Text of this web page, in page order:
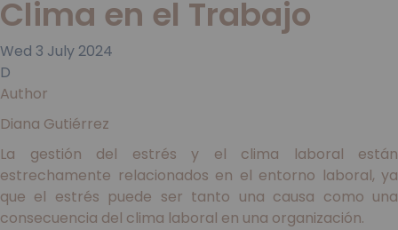
Clima en el Trabajo
Wed 3 July 2024
D
Author
Diana Gutiérrez
La gestión del estrés y el clima laboral están
estrechamente relacionados en el entorno laboral, ya
que el estrés puede ser tanto una causa como una
consecuencia del clima laboral en una organización.